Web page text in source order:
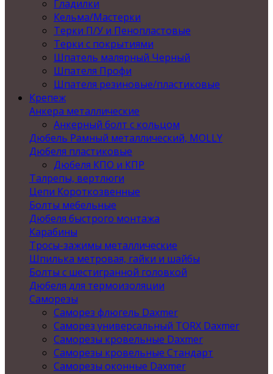
Гладилки
Кельма/Мастерки
Терки П/У и Пенопластовые
Терки с покрытиями
Шпатель малярный Черный
Шпателя Профи
Шпателя резиновые/пластиковые
Крепеж
Анкера металлические
Анкерный болт с кольцом
Дюбель Рамный металлический, MOLLY
Дюбеля пластиковые
Дюбеля КПО и КПР
Талрепы, вертлюги
Цепи Короткозвенные
Болты мебельные
Дюбеля быстрого монтажа
Карабины
Тросы-зажимы металлические
Шпилька метровая, гайки и шайбы
Болты с шестигранной головкой
Дюбеля для термоизоляции
Саморезы
Саморез флюгель Daxmer
Саморез универсальный TORX Daxmer
Саморезы кровельные Daxmer
Саморезы кровельные Стандарт
Саморезы оконные Daxmer